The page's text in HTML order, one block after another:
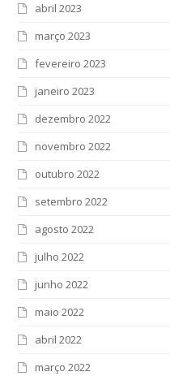
abril 2023
março 2023
fevereiro 2023
janeiro 2023
dezembro 2022
novembro 2022
outubro 2022
setembro 2022
agosto 2022
julho 2022
junho 2022
maio 2022
abril 2022
março 2022